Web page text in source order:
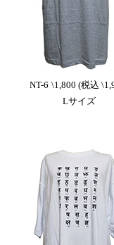
NT-6 \1,800 (税込
Lサイズ